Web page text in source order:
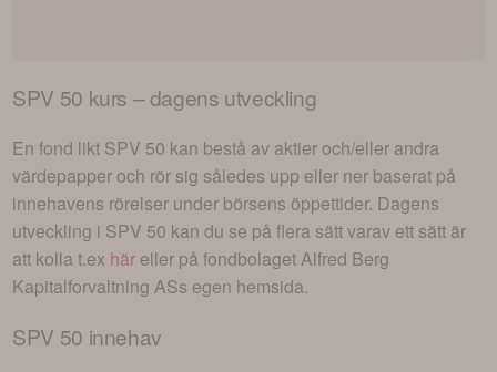
SPV 50 kurs – dagens utveckling
En fond likt SPV 50 kan bestå av aktier och/eller andra
värdepapper och rör sig således upp eller ner baserat på
innehavens rörelser under börsens öppettider. Dagens
utveckling i SPV 50 kan du se på flera sätt varav ett sätt är
att kolla t.ex här eller på fondbolagetAlfred Berg
Kapitalforvaltning ASs egen hemsida.
SPV 50 innehav